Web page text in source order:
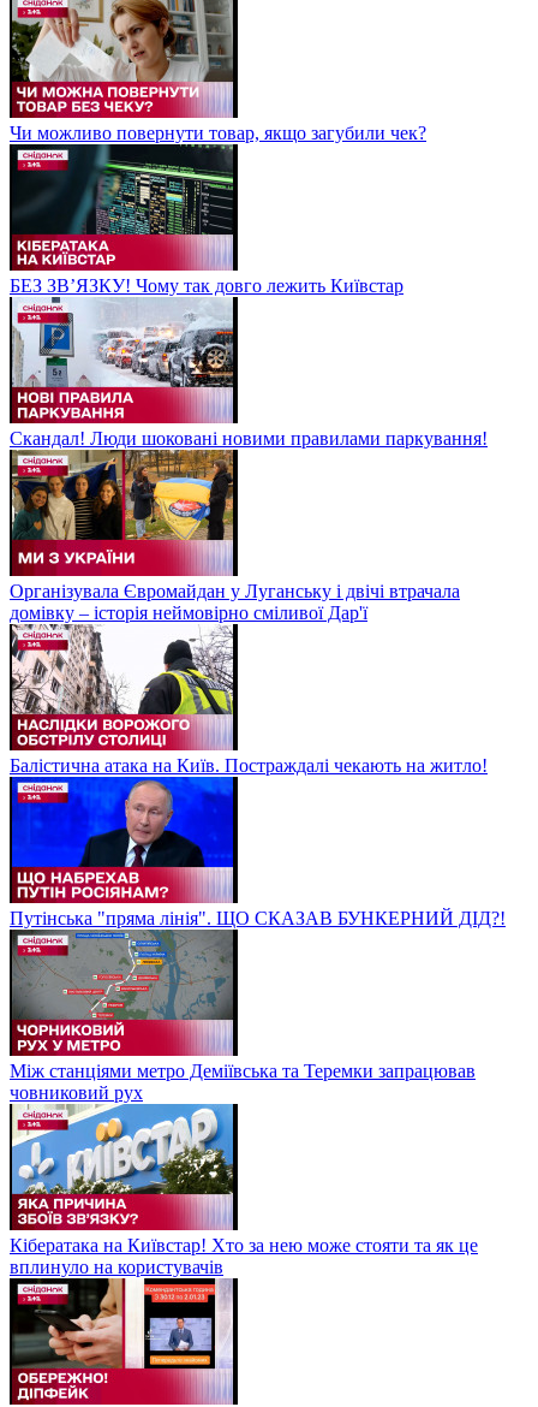
Чи можливо повернути товар, якщо загубили чек?
БЕЗ ЗВʼЯЗКУ! Чому так довго лежить Київстар
Скандал! Люди шоковані новими правилами паркування!
Організувала Євромайдан у Луганську і двічі втрачала
домівку – історія неймовірно сміливої Дар'ї
Балістична атака на Київ. Постраждалі чекають на житло!
Путінська "пряма лінія". ЩО СКАЗАВ БУНКЕРНИЙ ДІД?!
Між станціями метро Деміївська та Теремки запрацював
човниковий рух
Кібератака на Київстар! Хто за нею може стояти та як це
вплинуло на користувачів